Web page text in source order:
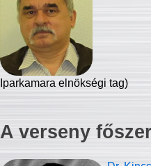
Iparkamara elnökségi tag)
A verseny